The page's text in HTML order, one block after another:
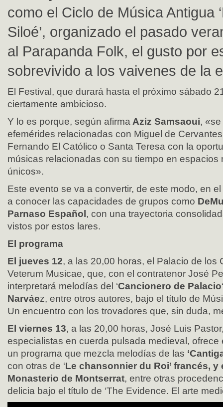
como el Ciclo de Música Antigua
Siloé’, organizado el pasado
al Parapanda Folk, el gusto por
sobrevivido a los vaivenes de la
El Festival, que durará hasta el próximo sábado
ciertamente ambicioso.
Y lo es porque, según afirma Aziz Samsaoui,
efemérides relacionadas con Miguel de
Fernando El Católico o Santa Teresa con la
músicas relacionadas con su tiempo en espacios
únicos».
Este evento se va a convertir, de este modo, en
a conocer las capacidades de grupos como
Parnaso Español , con una trayectoria
vistos por estos lares.
El programa
El jueves 12, a las 20,00 horas, el Palacio de los
Veterum Musicae, que, con el contratenor José
interpretará melodías del ‘Cancionero de Palacio
Narváez, entre otros autores, bajo el título de
Un encuentro con los trovadores que, sin duda,
El viernes 13, a las 20,00 horas, José Luis
especialistas en cuerda pulsada medieval, ofrece
un programa que mezcla melodías de las
con otras de ‘Le chansonnier du Roi’ francés, y
Monasterio de Montserrat, entre otras
delicia bajo el título de ‘The Evidence. El arte